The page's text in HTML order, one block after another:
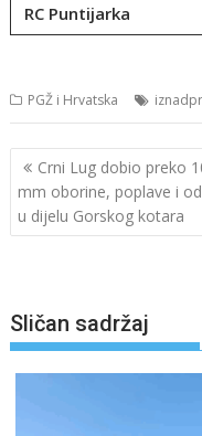
RC Puntijarka
PGŽ i Hrvatska
Navigacija
objava
Crni Lug dobio preko
mm oborine, poplave i
u dijelu Gorskog kotara
Sličan sadržaj